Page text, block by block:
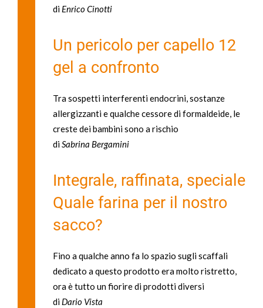
di Enrico Cinotti
Un pericolo per capello 12
gel a confronto
Tra sospetti interferenti endocrini, sostanze
allergizzanti e qualche cessore di formaldeide, le
creste dei bambini sono a rischio
diSabrina Bergamini
Integrale, raffinata, speciale
Quale farina per il nostro
sacco?
Fino a qualche anno fa lo spazio sugli scaffali
dedicato a questo prodotto era molto ristretto,
ora è tutto un fiorire di prodotti diversi
di Dario Vista